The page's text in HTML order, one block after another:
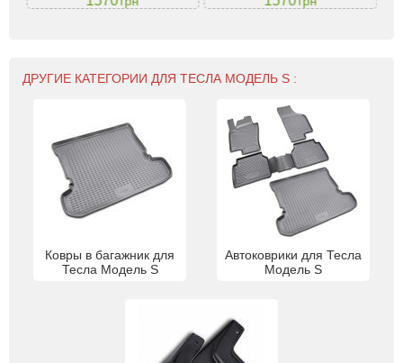
ДРУГИЕ КАТЕГОРИИ ДЛЯ ТЕСЛА МОДЕЛЬ S :
Ковры в багажник для
Тесла Модель S
Автоковрики для Тесла
Модель S